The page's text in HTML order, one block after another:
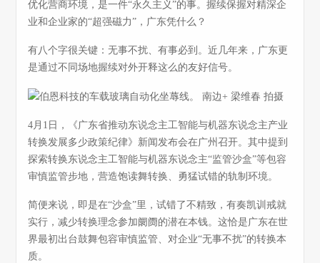
优化营商环境，是一件“永久主义”的事。握续保握对精深企
业和企业家的“超强磁力”，广东凭什么？
有八个字很关键：无事不扰、有事必到。近几年来，广东更
是通过不同场地握续对外开释这么的友好信号。
4月1日，《广东省推动东说念主工智能与机器东说念主产业
转换发展多少政策纪律》新闻发布会在广州召开。其中提到
探索转换东说念主工智能与机器东说念主“监管沙盒”等包容
审慎监管步地，营造饱读舞转换、勇猛试错的轨制环境。
简便来说，即是在“沙盒”里，试错了不精致，有奏凯训戒就
实行，减少转换理念参加阛阓的潜在本钱。这恰是广东在世
界最初出台鼓舞包容审慎监管、对企业“无事不扰”的转换本
质。